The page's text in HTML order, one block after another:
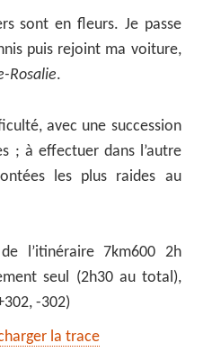
sont en fleurs. Je passe
puis rejoint ma voiture,
Rosalie.
avec une succession
; à effectuer dans l’autre
les plus raides au
l’itinéraire 7km600 2h
seul (2h30 au total),
-302)
la trace